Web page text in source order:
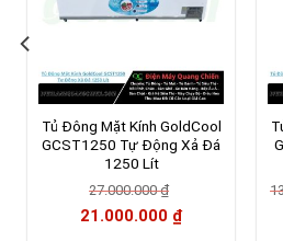
Tủ Đông Mặt Kính GoldCool
GCST1250 Tự Động Xả Đá
1250 Lít
27.000.000₫
Giá
21.000.000 ₫Giá